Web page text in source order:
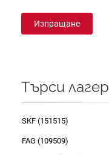
Изпращане
Търси
SKF (151515)
FAG (109509)